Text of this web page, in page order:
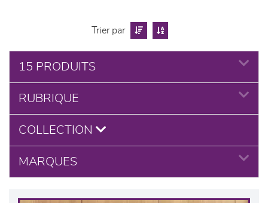
cuisine & sur-mesure
Trier par
15 PRODUITS
RUBRIQUE
COLLECTION
MARQUES